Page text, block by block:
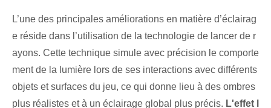
L’une des principales améliorations en matière d’éclairag
e réside dans l’utilisation de la technologie de lancer de r
ayons. Cette technique simule avec précision le comporte
ment de la lumière lors de ses interactions avec différents
objets et surfaces du jeu, ce qui donne lieu à des ombres
plus réalistes et à un éclairage global plus précis. L'effet l